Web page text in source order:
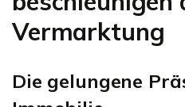
Vermarktung
Die gelungene